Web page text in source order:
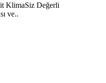
KlimaSiz Değerli
ve..